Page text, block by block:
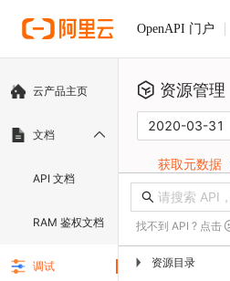
OpenAPI 门户
云产品主页
文档
API 文档
RAM 鉴权文档
调试
资源管理
2020-03-31
获取元数据
找不到 API ? 点击
▶ 资源目录